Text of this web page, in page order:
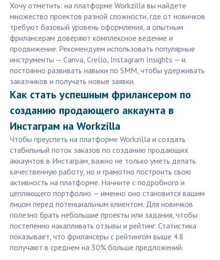
Хочу отметить: на платформе Workzilla вы найдете
множество проектов разной сложности, где от новичков
требуют базовый уровень оформления, а опытным
фрилансерам доверяют комплексное ведение и
продвижение. Рекомендуем использовать популярные
инструменты — Canva, Crello, Instagram Insights — и
постоянно развивать навыки по SMM, чтобы удерживать
заказчиков и получать новые заявки.
Как стать успешным фрилансером по
созданию продающего аккаунта в
Инстаграм на Workzilla
Чтобы преуспеть на платформе Workzilla и создать
стабильный поток заказов по созданию продающих
аккаунтов в Инстаграм, важно не только уметь делать
качественную работу, но и грамотно построить свою
активность на платформе. Начните с подробного и
цепляющего портфолио — именно оно становится вашим
лицом перед потенциальным клиентом. Для новичков
полезно брать небольшие проекты или задания, чтобы
постепенно накапливать отзывы и рейтинг. Статистика
показывает, что фрилансеры с рейтингом выше 4.8
получают в среднем на 30% больше предложений.